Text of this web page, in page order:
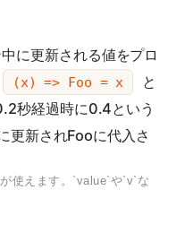
に更新される値をプロ
(x) => Foo = x
と
秒経過時に0.4という
更新されFooに代入さ
使えます。`value`や`v`な